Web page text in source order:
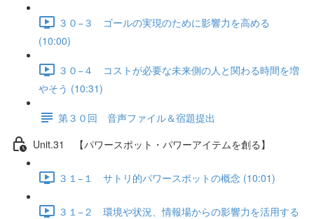
３０−３ ゴールの実現のために影響力を高める
(10:00)
３０−４ コストが必要な未来側の人と関わる時間を増
やそう (10:31)
第３０回 音声ファイル＆宿題提出
Unit.31 【パワースポット・パワーアイテムを創る】
３１−１ サトリ的パワースポットの概念 (10:01)
３１−２ 環境や状況、情報場からの影響力を活用する